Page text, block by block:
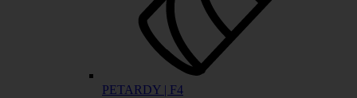
PETARDY | F4